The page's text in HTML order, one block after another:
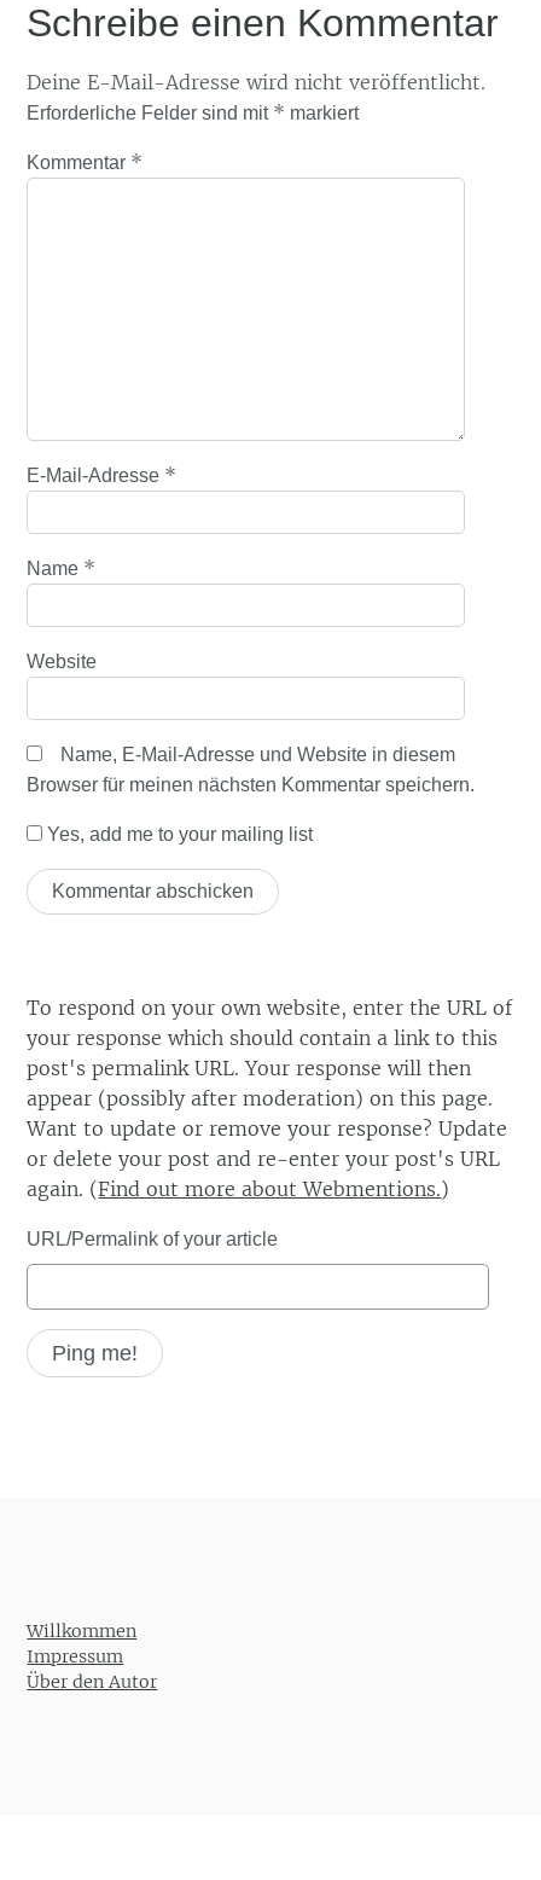
Schreibe einen Kommentar
Deine E-Mail-Adresse wird nicht veröffentlicht.
Erforderliche Felder sind mit * markiert
Kommentar *
E-Mail-Adresse *
Name *
Website
Name, E-Mail-Adresse und Website in diesem
Browser für meinen nächsten Kommentar speichern.
Yes, add me to your mailing list
To respond on your own website, enter the URL of
your response which should contain a link to this
post's permalink URL. Your response will then
appear (possibly after moderation) on this page.
Want to update or remove your response? Update
or delete your post and re-enter your post's URL
again. (Find out more about Webmentions.)
URL/Permalink of your article
Willkommen
Impressum
Über den Autor